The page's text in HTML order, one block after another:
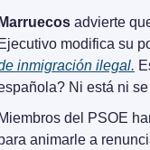
advierte
modifica su
inmigración ilegal.
Ni está ni
del PSOE
animarle a